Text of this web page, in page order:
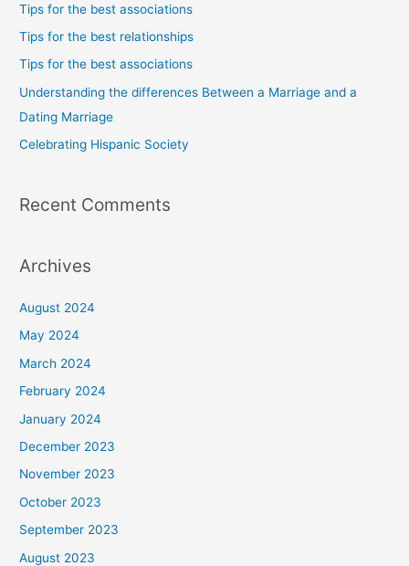
o
r
:
Tips for the best associations
Tips for the best relationships
Tips for the best associations
Understanding the differences Between a Marriage and a
Dating Marriage
Celebrating Hispanic Society
Recent Comments
Archives
August 2024
May 2024
March 2024
February 2024
January 2024
December 2023
November 2023
October 2023
September 2023
August 2023